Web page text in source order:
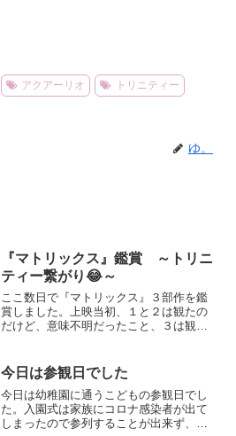
アクアーリオ
トリニティー
ゆ。
『マトリックス』鑑賞 ～トリニ
ティー繋がり😂～
ここ数日で『マトリックス』３部作を鑑
賞しました。上映当初、１と２は観たの
だけど、意味不明だったこと、３は観て
物にいること、がその理由です。笑キア
ヌ・リーブズ、顔長いよ...
今日は参観日でした
今日は幼稚園に通うこどもの参観日でし
た。入園式は家族にコロナ感染者が出て
しまったので参列することが出来ず、幼